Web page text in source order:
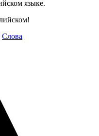
языке.
Слова